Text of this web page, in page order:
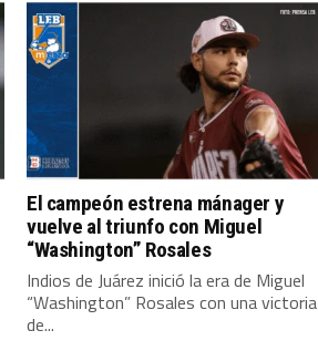
El campeón estrena mánager y
vuelve al triunfo con Miguel
“Washington” Rosales
Indios de Juárez inició la era de Miguel
“Washington” Rosales con una victoria
de...